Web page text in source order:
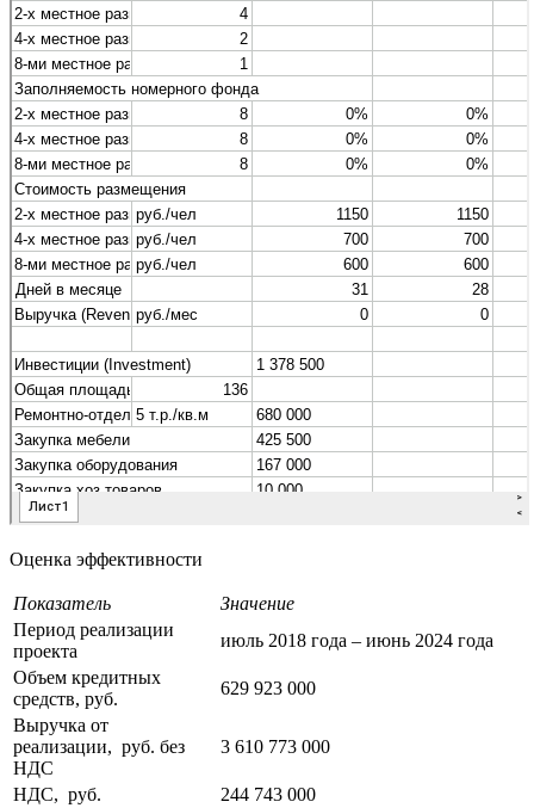
Оценка эффективности
Показатель
Значение
Период реализации
проекта
июль 2018 года – июнь 2024 года
Объем кредитных
средств, руб.
629 923 000
Выручка от
реализации, руб. без
НДС
3 610 773 000
НДС, руб.
244 743 000